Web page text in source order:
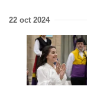
22 oct 2024